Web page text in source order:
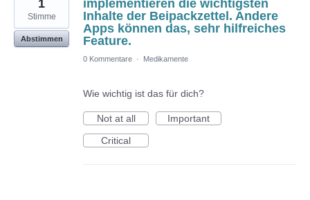
implementieren die wichtigsten
Inhalte der Beipackzettel. Andere
Apps können das, sehr hilfreiches
Feature.
1
Stimme
Abstimmen
0 Kommentare · Medikamente
Wie wichtig ist das für dich?
Not at all
Important
Critical